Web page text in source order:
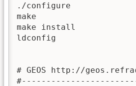
./configure
make
make install
ldconfig
# GEOS http://